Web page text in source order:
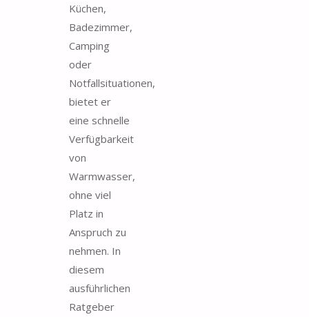
Küchen,
Badezimmer,
Camping
oder
Notfallsituationen,
bietet er
eine schnelle
Verfügbarkeit
von
Warmwasser,
ohne viel
Platz in
Anspruch zu
nehmen. In
diesem
ausführlichen
Ratgeber